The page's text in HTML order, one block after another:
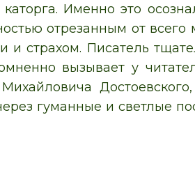
Именно это
отрезанным от
страхом. Писатель
вызывает у
гуманные и светлые